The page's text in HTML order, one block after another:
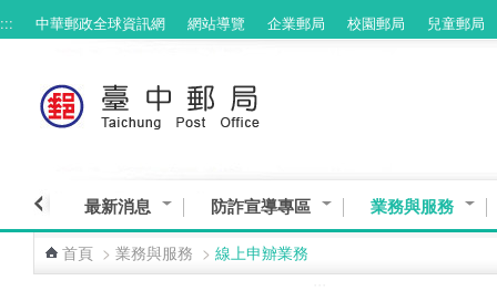
跳到主要內容區塊
::: 中華郵政全球資訊網 網站導覽 企業郵局 校園郵局 兒童郵局
最新消息 防詐宣導專區 業務與服務
首頁 > 業務與服務 > 線上申辧業務